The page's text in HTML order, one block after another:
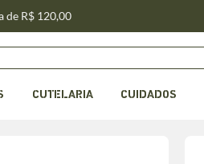
de R$ 120,00
CUTELARIA CUIDADOS